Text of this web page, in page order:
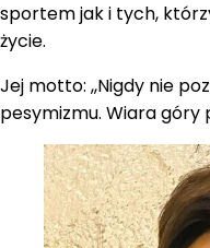
sportem jak i tych,
życie.
Jej motto: ,,Nigdy nie
pesymizmu. Wiara góry